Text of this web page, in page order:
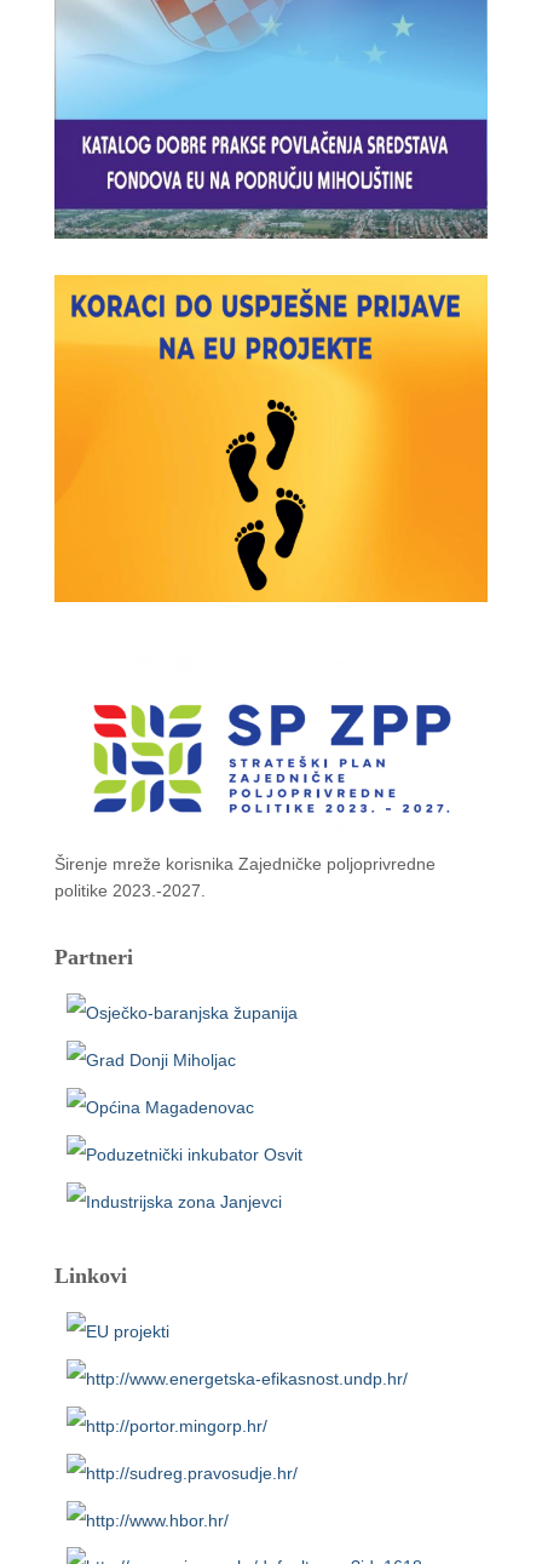
Širenje mreže korisnika Zajedničke poljoprivredne
politike 2023.-2027.
Partneri
Linkovi